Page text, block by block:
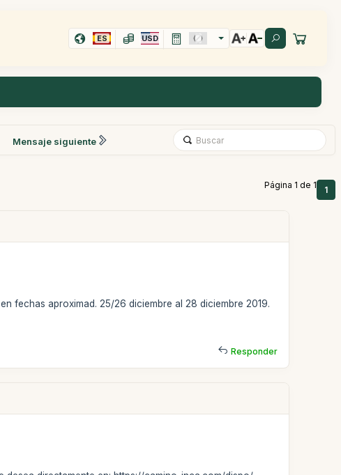
ES USD
Mensaje siguiente
Página 1 de 1 1
fechas aproximad. 25/26 diciembre al 28 diciembre 2019.
Responder